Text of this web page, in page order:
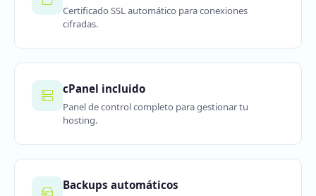
Certificado SSL automático para conexiones
cifradas.
cPanel incluido
Panel de control completo para gestionar tu
hosting.
Backups automáticos